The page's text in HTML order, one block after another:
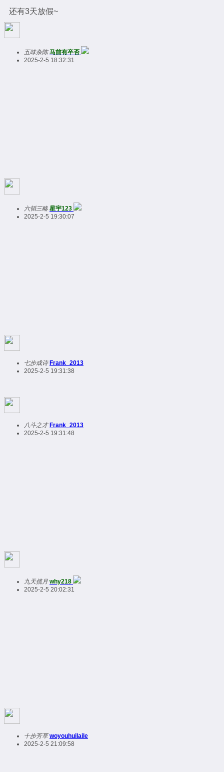
还有3天放假~
五味杂陈 马前有卒否
2025-2-5 18:32:31
六韬三略 星宇123
2025-2-5 19:30:07
七步成诗 Frank_2013
2025-2-5 19:31:38
八斗之才 Frank_2013
2025-2-5 19:31:48
九天揽月 why218
2025-2-5 20:02:31
十步芳草 woyouhuilaile
2025-2-5 21:09:58